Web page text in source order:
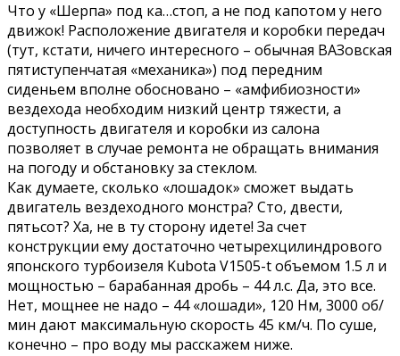
Что у «Шерпа» под ка…стоп, а не под капотом у него
движок! Расположение двигателя и коробки передач
(тут, кстати, ничего интересного – обычная ВАЗовская
пятиступенчатая «механика») под передним
сиденьем вполне обосновано – «амфибиозности»
вездехода необходим низкий центр тяжести, а
доступность двигателя и коробки из салона
позволяет в случае ремонта не обращать внимания
на погоду и обстановку за стеклом.
Как думаете, сколько «лошадок» сможет выдать
двигатель вездеходного монстра? Сто, двести,
пятьсот? Ха, не в ту сторону идете! За счет
конструкции ему достаточно четырехцилиндрового
японского турбоизеля Kubota V1505-t объемом 1.5 л и
мощностью – барабанная дробь – 44 л.с. Да, это все.
Нет, мощнее не надо – 44 «лошади», 120 Нм, 3000 об/
мин дают максимальную скорость 45 км/ч. По суше,
конечно – про воду мы расскажем ниже.